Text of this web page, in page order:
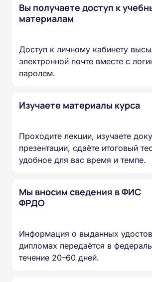
Вы получаете доступ к
материалам
Доступ к личному кабинету
электронной почте вместе с
паролем.
Изучаете материалы курса
Проходите лекции, изучаете
презентации, сдаёте итоговый
удобное для вас время и темпе.
Мы вносим сведения в ФИС
ФРДО
Информация о выданных
дипломах передаётся в
течение 20–60 дней.